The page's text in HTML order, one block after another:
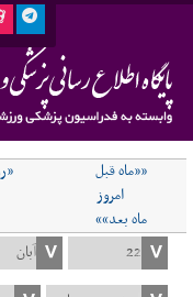
««ماه قبل
امروز
ماه بعد»»